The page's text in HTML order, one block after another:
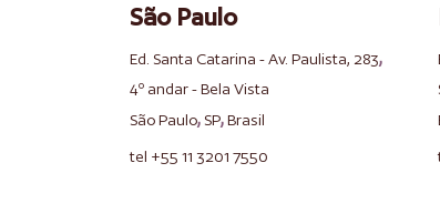
São Paulo
Ed. Santa Catarina - Av. Paulista, 283,
4º andar - Bela Vista
São Paulo, SP,Brasil
tel +55 11 3201 7550